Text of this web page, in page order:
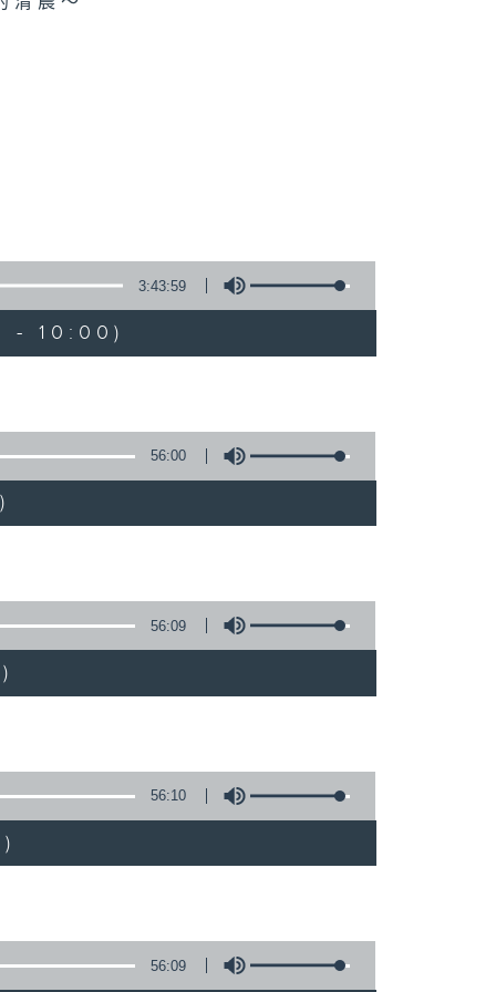
3:43:59
- 10:00)
56:00
56:09
56:10
56:09